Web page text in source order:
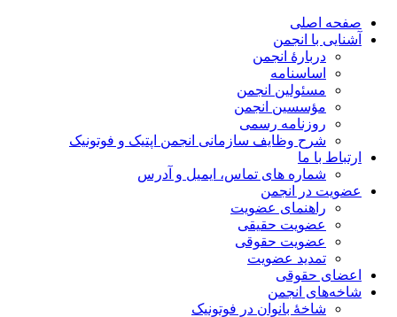
صفحه اصلی
آشنایی با انجمن
دربارۀ انجمن
اساسنامه
مسئولین انجمن
مؤسسین انجمن
روزنامه رسمی
شرح وظایف سازمانی انجمن اپتیک و فوتونیک
ارتباط با ما
شماره های تماس، ایمیل و آدرس
عضویت در انجمن
راهنمای عضویت
عضویت حقیقی
عضویت حقوقی
تمدید عضویت
اعضای حقوقی
شاخه‌های انجمن
شاخۀ بانوان در فوتونیک